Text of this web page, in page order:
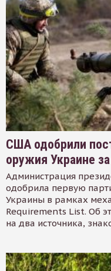
США одобрили
оружия Украине
Администрация
одобрила первую
Украины в рамках
Requirements List. Об
на два источника,